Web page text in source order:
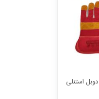
استنلی